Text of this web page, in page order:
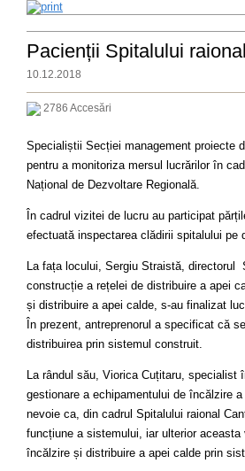
Pacienții Spitalului
10.12.2018
2786 Accesări
Specialiștii Secției management proiecte
pentru a monitoriza mersul lucrărilor în
Național de Dezvoltare Regională.
În cadrul vizitei de lucru au participat
efectuată inspectarea clădirii spitalului pe
La fața locului, Sergiu Straistă, directorul
construcție a rețelei de distribuire a apei
și distribuire a apei calde, s-au finalizat
În prezent, antreprenorul a specificat că
distribuirea prin sistemul construit.
La rândul său, Viorica Cuțitaru, specialist
gestionare a echipamentului de încălzire
nevoie ca, din cadrul Spitalului raional
funcțiune a sistemului, iar ulterior
încălzire și distribuire a apei calde prin